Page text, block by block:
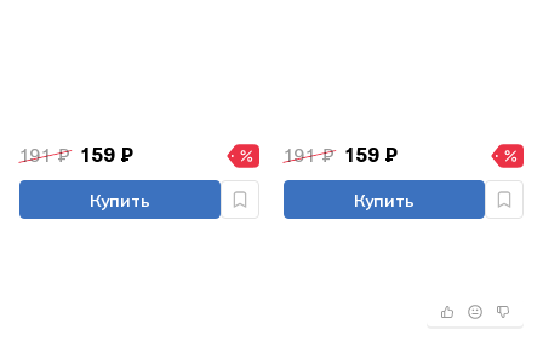
191 ₽ 159 ₽
Купить
191 ₽ 159 ₽
Купить